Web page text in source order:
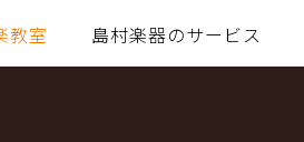
教室 島村楽器のサービス